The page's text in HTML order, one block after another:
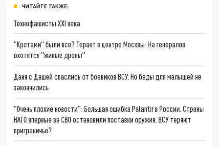
ЧИТАЙТЕ ТАКЖЕ:
Технофашисты XXI века
"Кротами" были все? Теракт в центре Москвы: На генералов
охотятся "живые дроны"
Даня с Дашей спаслись от боевиков ВСУ. Но беды для малышей не
закончились
"Очень плохие новости": Большая ошибка Palantir в России. Страны
НАТО впервые за СВО остановили поставки оружия. ВСУ теряют
приграничье?